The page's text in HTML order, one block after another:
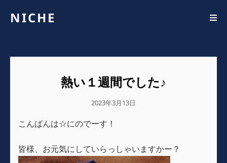
NICHE
熱い１週間でした♪
公
日
2023年3月13日
こんばんは☆にのでーす！
皆様、お元気にしていらっしゃいますかー？